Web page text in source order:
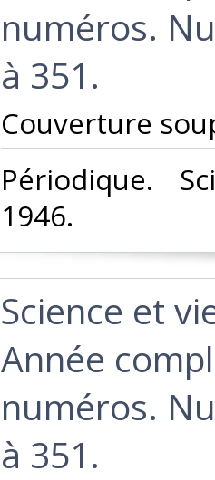
numéros.
à 351.‎
‎Couverture
‎Périodique.
1946.‎
‎Science et
Année
numéros.
à 351.‎